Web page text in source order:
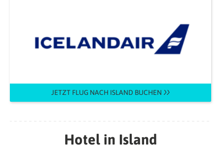
JETZT FLUG NACH ISLAND BUCHEN
Hotel in Island